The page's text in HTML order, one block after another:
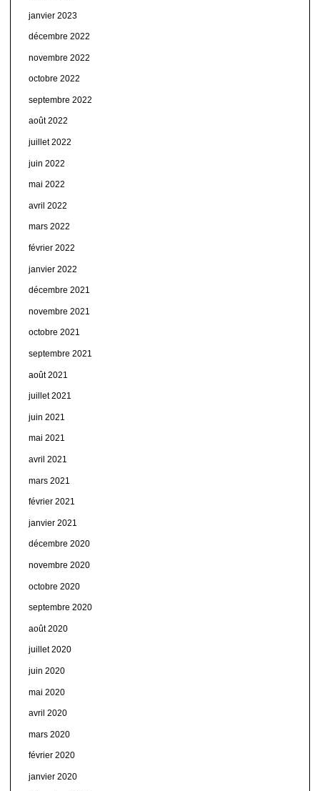
janvier 2023
décembre 2022
novembre 2022
octobre 2022
septembre 2022
août 2022
juillet 2022
juin 2022
mai 2022
avril 2022
mars 2022
février 2022
janvier 2022
décembre 2021
novembre 2021
octobre 2021
septembre 2021
août 2021
juillet 2021
juin 2021
mai 2021
avril 2021
mars 2021
février 2021
janvier 2021
décembre 2020
novembre 2020
octobre 2020
septembre 2020
août 2020
juillet 2020
juin 2020
mai 2020
avril 2020
mars 2020
février 2020
janvier 2020